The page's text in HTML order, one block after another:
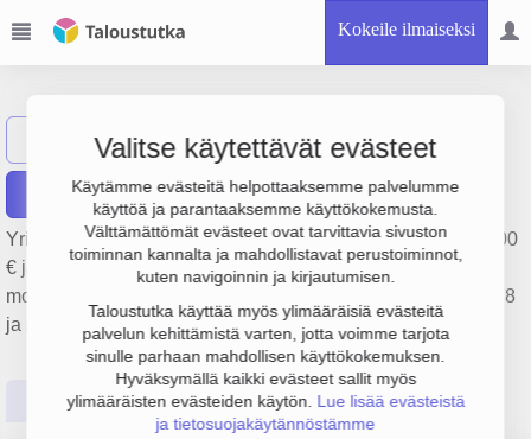
Kokeile ilmaiseksi
Valitse käytettävät evästeet
Käytämme evästeitä helpottaaksemme palvelumme
käyttöä ja parantaaksemme käyttökokemusta.
Välttämättömät evästeet ovat tarvittavia sivuston
toiminnan kannalta ja mahdollistavat perustoiminnot,
kuten navigoinnin ja kirjautumisen.
Taloustutka käyttää myös ylimääräisiä evästeitä
palvelun kehittämistä varten, jotta voimme tarjota
sinulle parhaan mahdollisen käyttökokemuksen.
Hyväksymällä kaikki evästeet sallit myös
ylimääräisten evästeiden käytön. Lue lisää evästeistä
ja tietosuojakäytännöstämme
Näytä haku Melasalmi Oy
Raportit
Yrityksen Melasalmi Oy liikevaihto on 1.3 milj. €, tulos 81 000
€ ja henkilöstömäärä 11. Sen päätoimiala on Muu
moottoriajoneuvojen huolto ja korjaus, perustamisvuosi 1978
ja sijainti Vantaa. Yrityksen yhtiömuoto Osakeyhtiö (OY).
Perustiedot Tilinpäätösluvut Päättäjätiedot